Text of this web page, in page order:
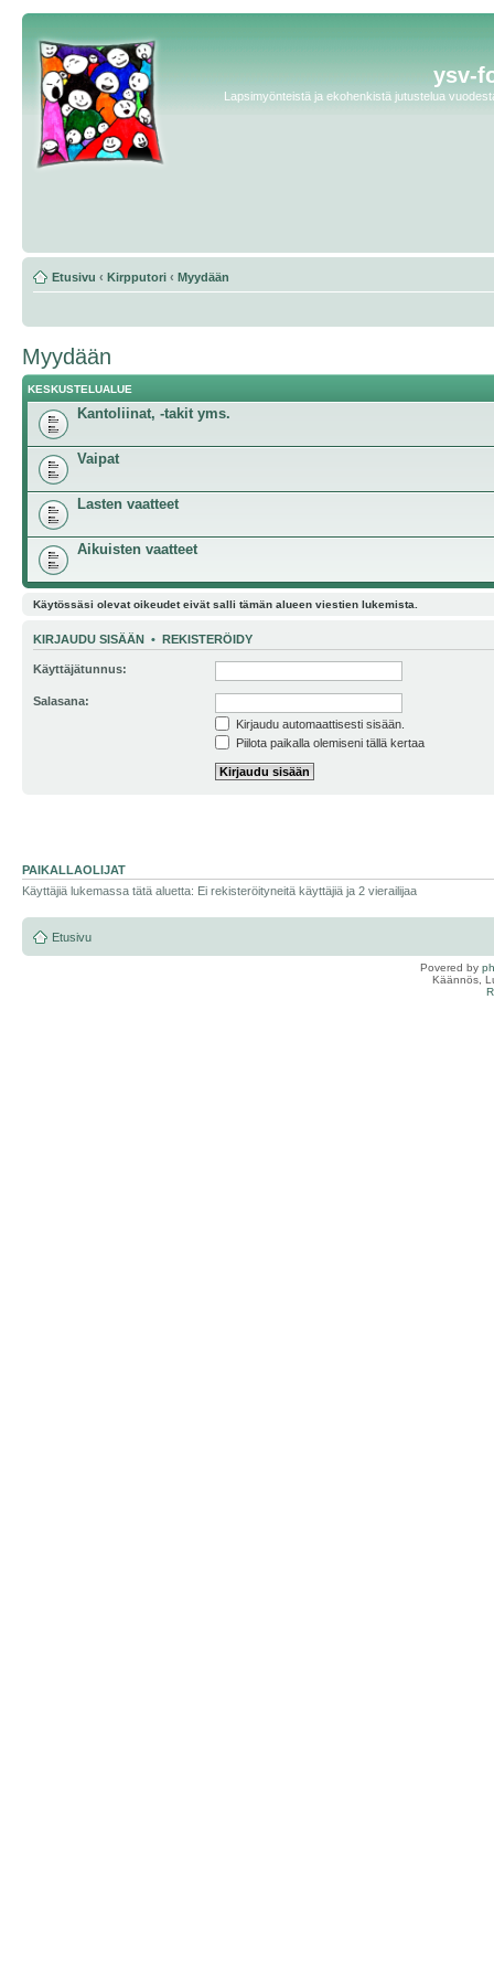
ysv-
Lapsimyönteistä ja ekohenkistä jutustelua
Etusivu ‹ Kirpputori ‹ Myydään
Myydään
KESKUSTELUALUE
Kantoliinat, -takit yms.
Vaipat
Lasten vaatteet
Aikuisten vaatteet
Käytössäsi olevat oikeudet eivät salli tämän alueen viestien lukemista.
KIRJAUDU SISÄÄN • REKISTERÖIDY
Käyttäjätunnus:
Salasana:
Kirjaudu automaattisesti sisään.
Piilota paikalla olemiseni tällä kertaa
PAIKALLAOLIJAT
Käyttäjiä lukemassa tätä aluetta: Ei rekisteröityneitä käyttäjiä ja 2 vierailijaa
Etusivu
Povered by
Käännös,